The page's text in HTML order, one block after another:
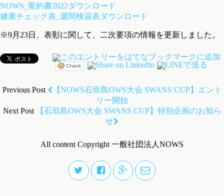
NOWS_誓約書2022ダウンロード
健康チェック表_週間検温表ダウンロード
※9月23日、表彰に関して、二次要項の情報を更新しました。
Previous Post
【NOWS石垣島OWS大会 SWANS CUP】エント
リー開始
Next Post
【石垣島OWS大会 SWANS CUP】特別企画のお知ら
せ
All content Copyright 一般社団法人NOWS